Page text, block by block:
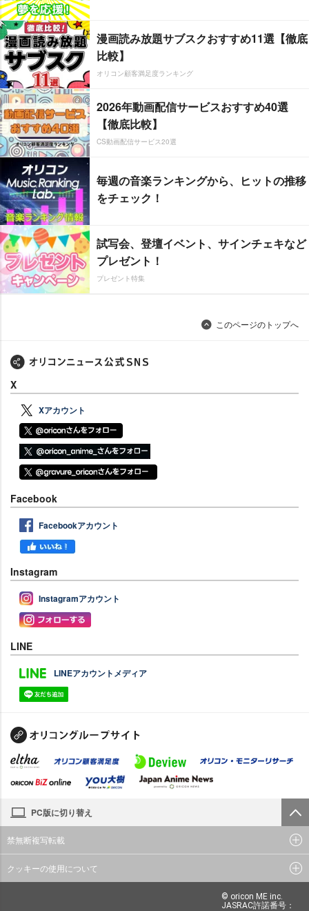
漫画読み放題サブスクおすすめ11選【徹底
比較】
オリコン顧客満足度ランキング
2026年動画配信サービスおすすめ40選
【徹底比較】
CS動画配信サービス20選
毎週の音楽ランキングから、ヒットの推移
をチェック！
試写会、登壇イベント、サインチェキなど
プレゼント！
プレゼント特集
このページのトップへ
X
Xアカウント
Facebook
Facebookアカウント
Instagram
Instagramアカウント
LINE
LINEアカウントメディア
PC版に切り替え
禁無断複写転載
クッキーの使用について
© oricon ME inc.
JASRAC許諾番号：